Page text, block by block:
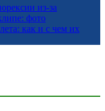
из-за
фото
как и с чем их